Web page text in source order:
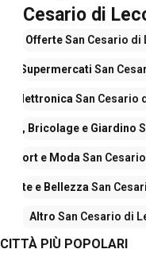
Cesario di
OfferteSan Cesario di
Supermercati San
Elettronica San Cesario
Bricolage e Giardino
Sport e Moda San Cesario
Salute e Bellezza San
Altro San Cesario di
CITTÀ PIÙ POPOLARI